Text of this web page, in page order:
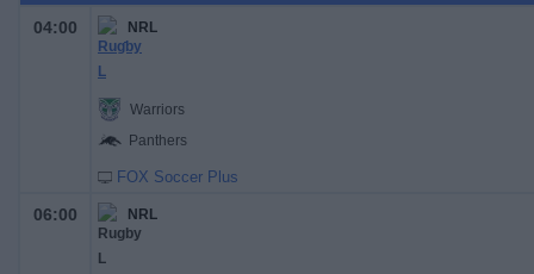
04:00 NRL
Warriors
Panthers
FOX Soccer Plus
06:00 NRL